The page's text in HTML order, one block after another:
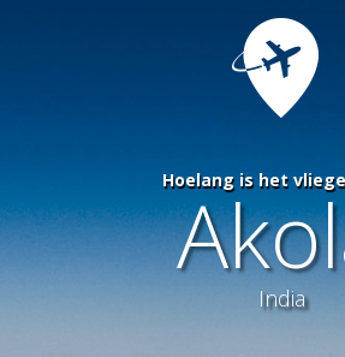
Hoelang is het
India